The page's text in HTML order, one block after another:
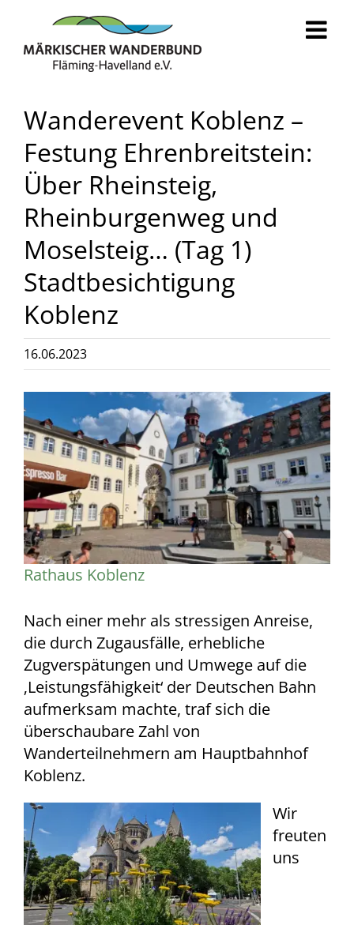
springen
Wanderevent Koblenz –
Festung Ehrenbreitstein:
Über Rheinsteig,
Rheinburgenweg und
Moselsteig… (Tag 1)
Stadtbesichtigung
Koblenz
16.06.2023
grösseres
Bild
Rathaus Koblenz
Nach einer mehr als stressigen Anreise,
die durch Zugausfälle, erhebliche
Zugverspätungen und Umwege auf die
‚Leistungsfähigkeit‘ der Deutschen Bahn
aufmerksam machte, traf sich die
überschaubare Zahl von
Wanderteilnehmern am Hauptbahnhof
Koblenz.
Wir
freuten
uns